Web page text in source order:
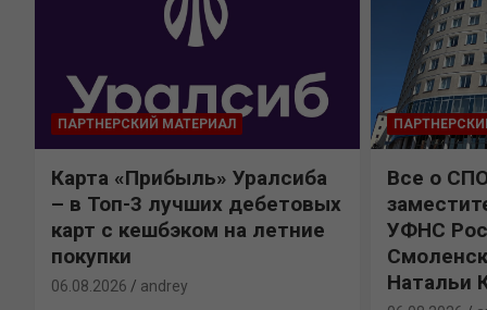
ПАРТНЕРСКИЙ МАТЕРИАЛ
Карта «Прибыль» Уралсиба
– в Топ-3 лучших дебетовых
карт с кешбэком на летние
покупки
06.08.2026 andrey
Все о
УФНС
Натальи